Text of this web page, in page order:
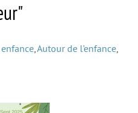
l’enfance
la jeunesse
,Autour de l’enfance,